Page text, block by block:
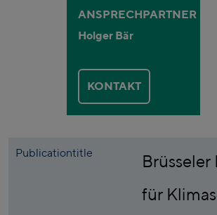
ANSPRECHPARTNER
Holger Bär
KONTAKT
Publicationtitle
Brüsseler
für